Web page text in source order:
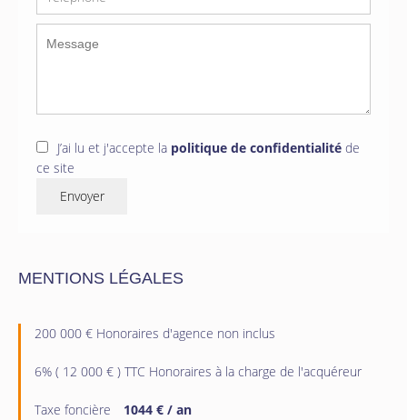
J’ai lu et j'accepte la politique de confidentialité de
ce site
Envoyer
MENTIONS LÉGALES
200 000 € Honoraires d'agence non inclus
6% ( 12 000 € ) TTC Honoraires à la charge de l'acquéreur
Taxe foncière 1044 € / an